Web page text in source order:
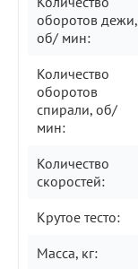
оборотов дежи,
об/ мин:
Количество
оборотов
спирали, об/
мин:
Количество
скоростей:
Крутое тесто:
Масса, кг: